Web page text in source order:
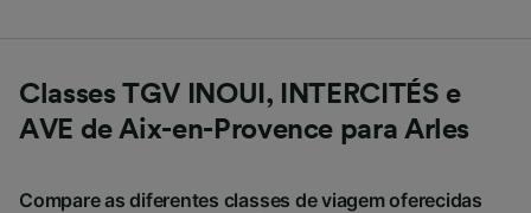
Classes TGV INOUI, INTERCITÉS e
AVE de Aix-en-Provence para Arles
Compare as diferentes classes de viagem oferecidas